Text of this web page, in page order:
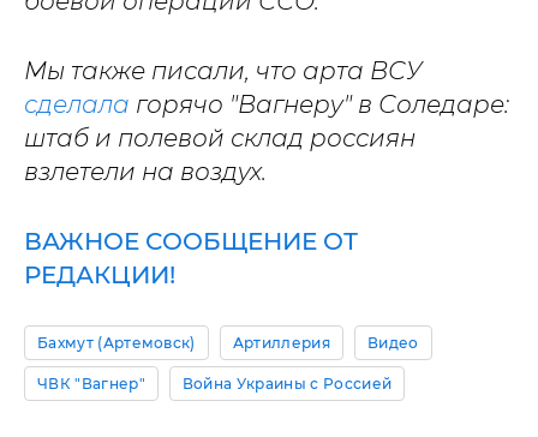
Мы также писали, что арта ВСУ
сделала горячо "Вагнеру" в Соледаре:
штаб и полевой склад россиян
взлетели на воздух.
ВАЖНОЕ СООБЩЕНИЕ ОТ
РЕДАКЦИИ!
Бахмут (Артемовск) Артиллерия Видео
ЧВК "Вагнер" Война Украины с Россией